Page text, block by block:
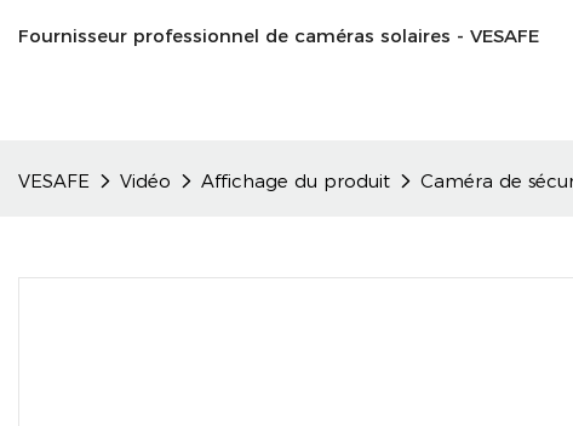
Fournisseur professionnel de caméras solaires - VESAFE
VESAFE Vidéo Affichage du produit Caméra de